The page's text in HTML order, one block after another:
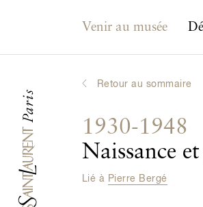
Venir au musée
Retour au sommaire
1930-1948
Naissance
Lié à Pierre Bergé